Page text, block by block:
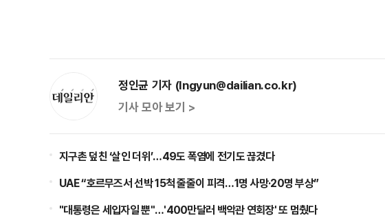
정인균 기자 (Ingyun@dailian.co.kr)
기사 모아 보기 >
지구촌 덮친 ‘살인 더위’…49도 폭염에 전기도 끊겼다
UAE “호르무즈서 선박 15척 줄줄이 피격…1명 사망·20명 부상”
"대통령은 세입자일 뿐"…'400만달러 백악관 연회장' 또 멈췄다